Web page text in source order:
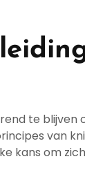
te blijven
van
kans om